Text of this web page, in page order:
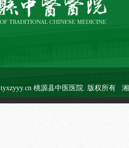
桃源县中医医院. 版权所有